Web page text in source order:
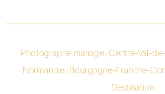
Photographe mariage/ Centre-Val-
Normandie/ Bourgogne-Franche-
Destination